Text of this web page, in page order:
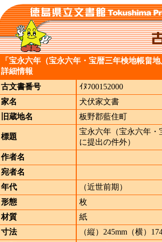
「宝永六年（宝永六年・宝暦三年検地帳畠
詳細情報
古文書番号
ｲﾇﾌ00152000
家名
犬伏家文書
旧蔵地名
板野郡藍住町
標題
宝永六年（宝永六年・
に提出の件外）
作者名
宛者名
年代
（近世前期）
形態
枚
材質
紙
寸法
（縦）245mm（横）